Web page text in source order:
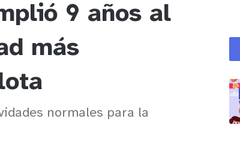
9 años al
más
normales para la